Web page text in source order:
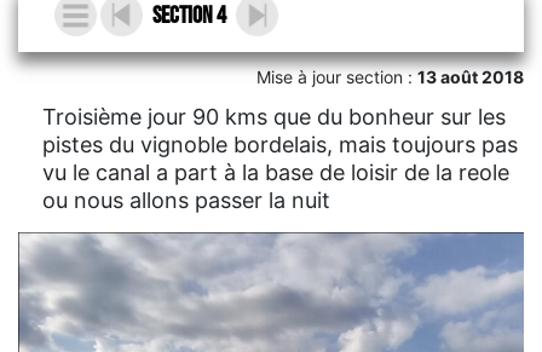
Section 4
Mise à jour section :13 août 2018
Troisième jour 90 kms que du bonheur sur les
pistes du vignoble bordelais, mais toujours pas
vu le canal a part à la base de loisir de la reole
ou nous allons passer la nuit